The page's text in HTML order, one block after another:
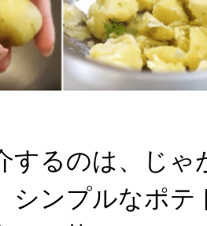
するのは、じ
シンプルなポテ